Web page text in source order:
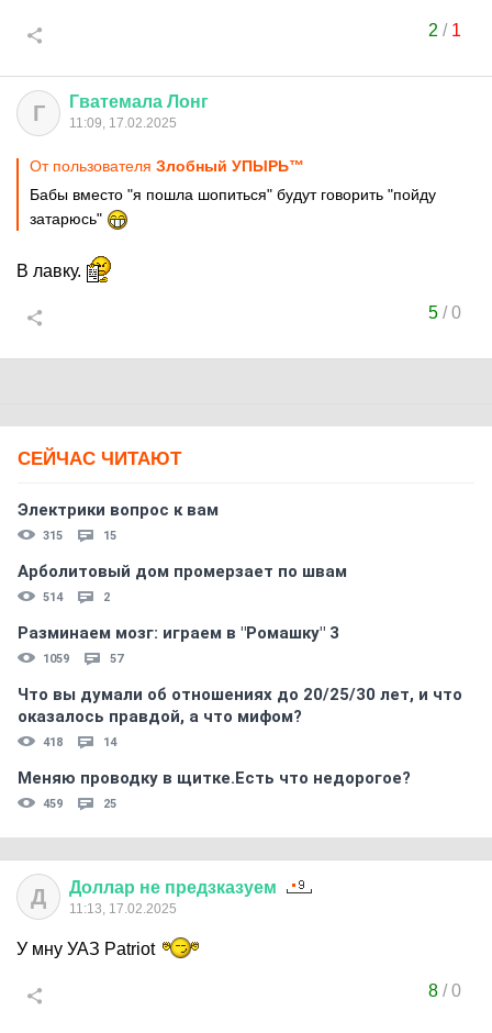
2 / 1
Г Гватемала Лонг
11:09, 17.02.2025
От пользователя Злобный УПЫРЬ™
Бабы вместо "я пошла шопиться" будут говорить "пойду
затарюсь"
В лавку.
5/0
СЕЙЧАС ЧИТАЮТ
Электрики вопрос к вам
315 15
Арболитовый дом промерзает по швам
514 2
Разминаем мозг: играем в "Ромашку" 3
1059 57
Что вы думали об отношениях до 20/25/30 лет, и что
оказалось правдой, а что мифом?
418 14
Меняю проводку в щитке.Есть что недорогое?
459 25
Д Доллар не предзказуем
11:13, 17.02.2025
У мну УАЗ Patriot
8/0